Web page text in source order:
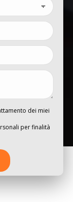
dei miei
per finalità